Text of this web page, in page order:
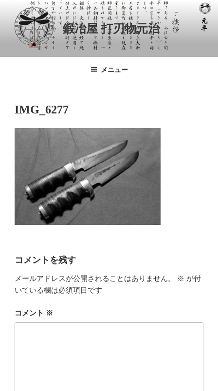
鍛冶屋 打刃物元治
メニュー
IMG_6277
コメントを残す
メールアドレスが公開されることはありません。 ※ が付
いている欄は必須項目です
コメント ※